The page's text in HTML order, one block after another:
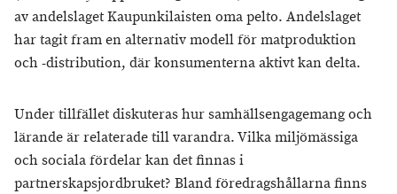
av andelslaget Kaupunkilaisten oma pelto. Andelslaget
har tagit fram en alternativ modell för matproduktion
och -distribution, där konsumenterna aktivt kan delta.
Under tillfället diskuteras hur samhällsengagemang och
lärande är relaterade till varandra. Vilka miljömässiga
och sociala fördelar kan det finnas i
partnerskapsjordbruket? Bland föredragshållarna finns